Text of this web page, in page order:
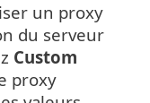
un proxy
du serveur
Custom
proxy